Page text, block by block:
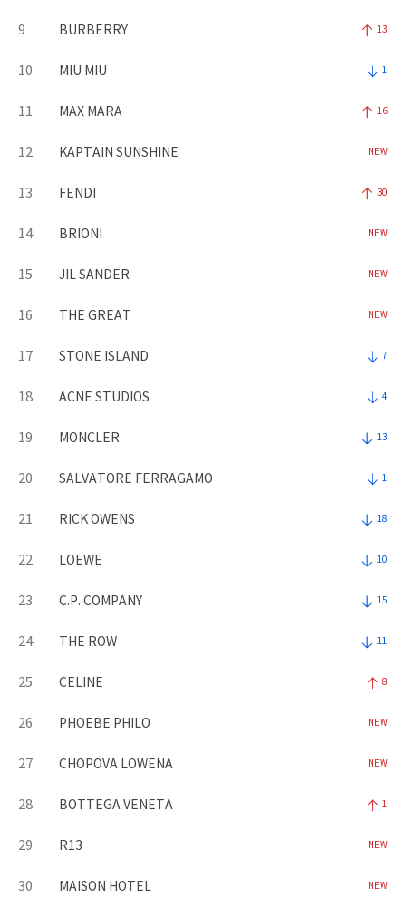
9 BURBERRY 13
10 MIU MIU 1
11 MAX MARA 16
12 KAPTAIN SUNSHINE NEW
13 FENDI 30
14 BRIONI NEW
15 JIL SANDER NEW
16 THE GREAT NEW
17 STONE ISLAND 7
18 ACNE STUDIOS 4
19 MONCLER 13
20 SALVATORE FERRAGAMO 1
21 RICK OWENS 18
22 LOEWE 10
23 C.P. COMPANY 15
24 THE ROW 11
25 CELINE 8
26 PHOEBE PHILO NEW
27 CHOPOVA LOWENA NEW
28 BOTTEGA VENETA 1
29 R13 NEW
30 MAISON HOTEL NEW